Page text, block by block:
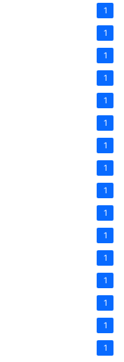
1
1
1
1
1
1
1
1
1
1
1
1
1
1
1
1